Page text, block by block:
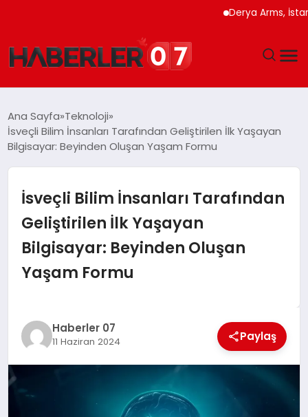
Derya Arms,
EKONOMI
TEKNOLOJI
EĞITIM
MAGAZIN
Ana Sayfa Teknoloji
İsveçli Bilim İnsanları Tarafından Geliştirilen İlk Yaşayan
Bilgisayar: Beyinden Oluşan Yaşam Formu
İsveçli Bilim İnsanları Tarafından
Geliştirilen İlk Yaşayan
Bilgisayar: Beyinden Oluşan
Yaşam Formu
Haberler 07
11 Haziran 2024 Paylaş